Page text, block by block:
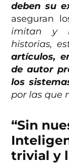
deben su
aseguran
imitan y
historias,
artículos,
de autor
los
por las que
“Sin
trivial y